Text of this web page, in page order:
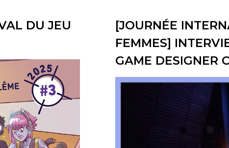
DU JEU
[JOURNÉE
FEMMES]
GAME DESIGNER